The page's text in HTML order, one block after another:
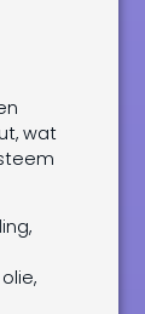
wat